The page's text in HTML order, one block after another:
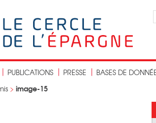
PUBLICATIONS PRESSE
BASES DE
> image-15